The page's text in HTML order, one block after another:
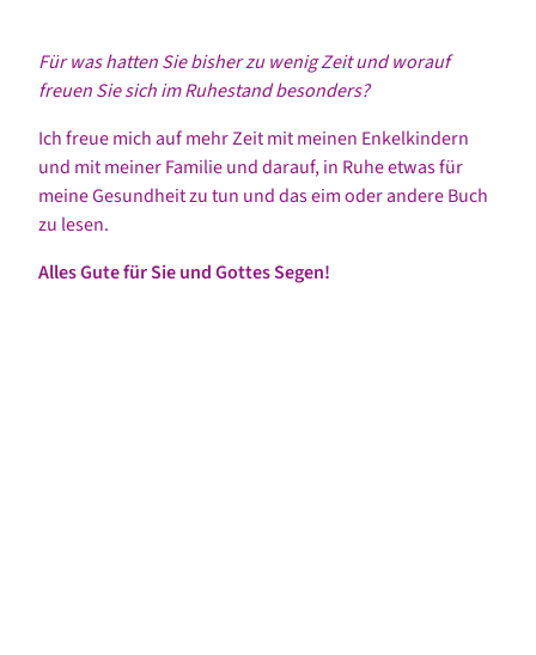
Für was hatten Sie bisher zu wenig Zeit und worauf
freuen Sie sich im Ruhestand besonders?
Ich freue mich auf mehr Zeit mit meinen Enkelkindern
und mit meiner Familie und darauf, in Ruhe etwas für
meine Gesundheit zu tun und das eim oder andere Buch
zu lesen.
Alles Gute für Sie und Gottes Segen!